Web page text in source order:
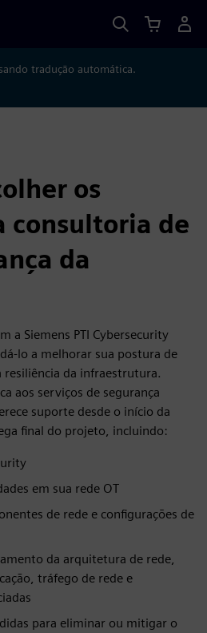
tradução automática.
os
consultoria de
da
a Siemens PTI Cybersecurity
lo a melhorar sua postura de
resiliência da infraestrutura.
aos serviços de segurança
suporte desde o início da
final do projeto, incluindo:
em sua rede OT
de rede e configurações de
da arquitetura de rede,
tráfego de rede e
para eliminar ou mitigar o